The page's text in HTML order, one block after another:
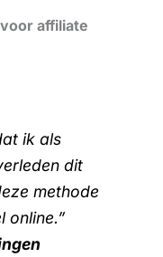
affiliate
ik als
dit
methode
online.”